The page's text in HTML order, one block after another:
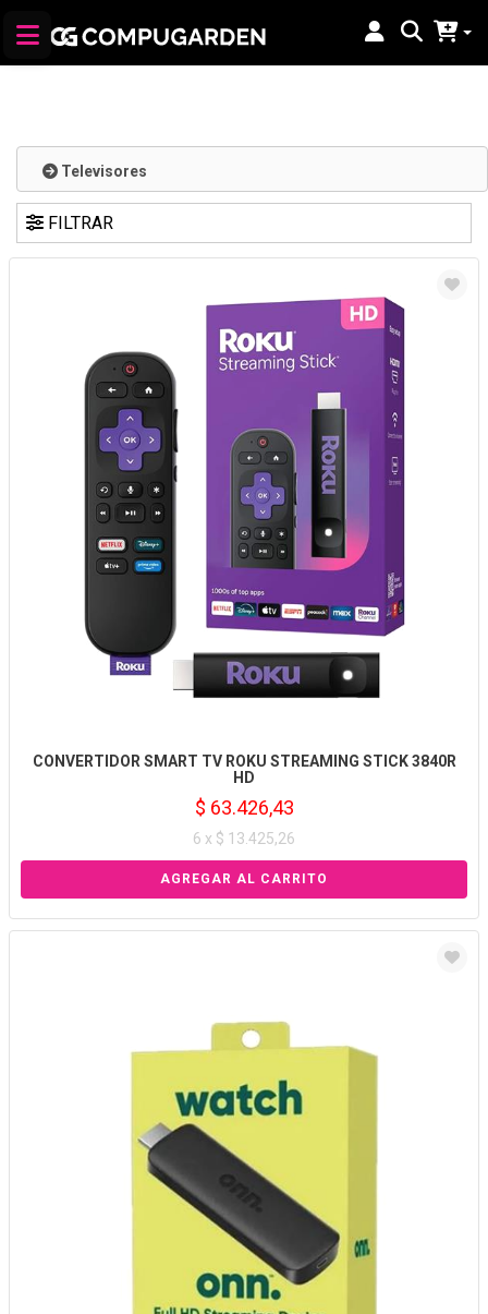
Televisores
FILTRAR
CONVERTIDOR SMART TV ROKU STREAMING STICK 3840R
HD
$ 63.426,43
6 x $ 13.425,26